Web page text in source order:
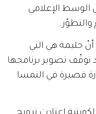
الوسط الإعلامي
والتطوّر.
أنّ حليمة هي التي
تصوير برنامجها
قصيرة في النمسا